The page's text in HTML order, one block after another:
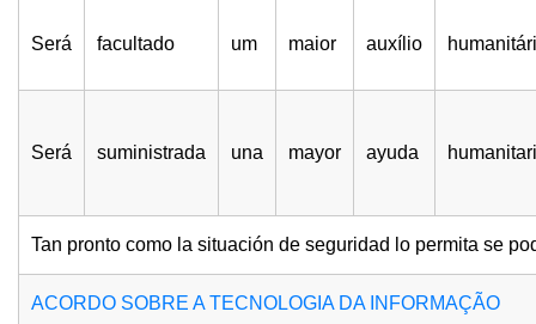
Será facultado um maior auxílio
Será suministrada una mayor ayuda
Tan pronto como la situación de seguridad lo permita se
ACORDO SOBRE A TECNOLOGIA DA INFORMAÇÃO